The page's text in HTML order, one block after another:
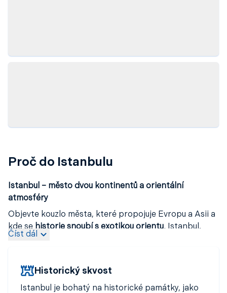
Proč do Istanbulu
Istanbul – město dvou kontinentů a orientální
atmosféry
Objevte kouzlo města, které propojuje Evropu a Asii a
kde se historie snoubí s exotikou orientu. Istanbul,
dříve známý jako
jakoModrá mešita
Ahmedanebo palácDolmabahçe
která by neměla chybět na žádném cestovatelském
Číst dál
Historický skvost
Istanbul je bohatý na historické památky, jako